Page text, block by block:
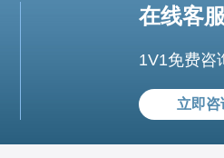
在线客服
1V1免费咨
立即咨